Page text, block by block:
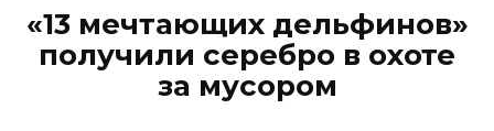
«13 мечтающих дельфинов»
получили серебро в охоте
за мусором